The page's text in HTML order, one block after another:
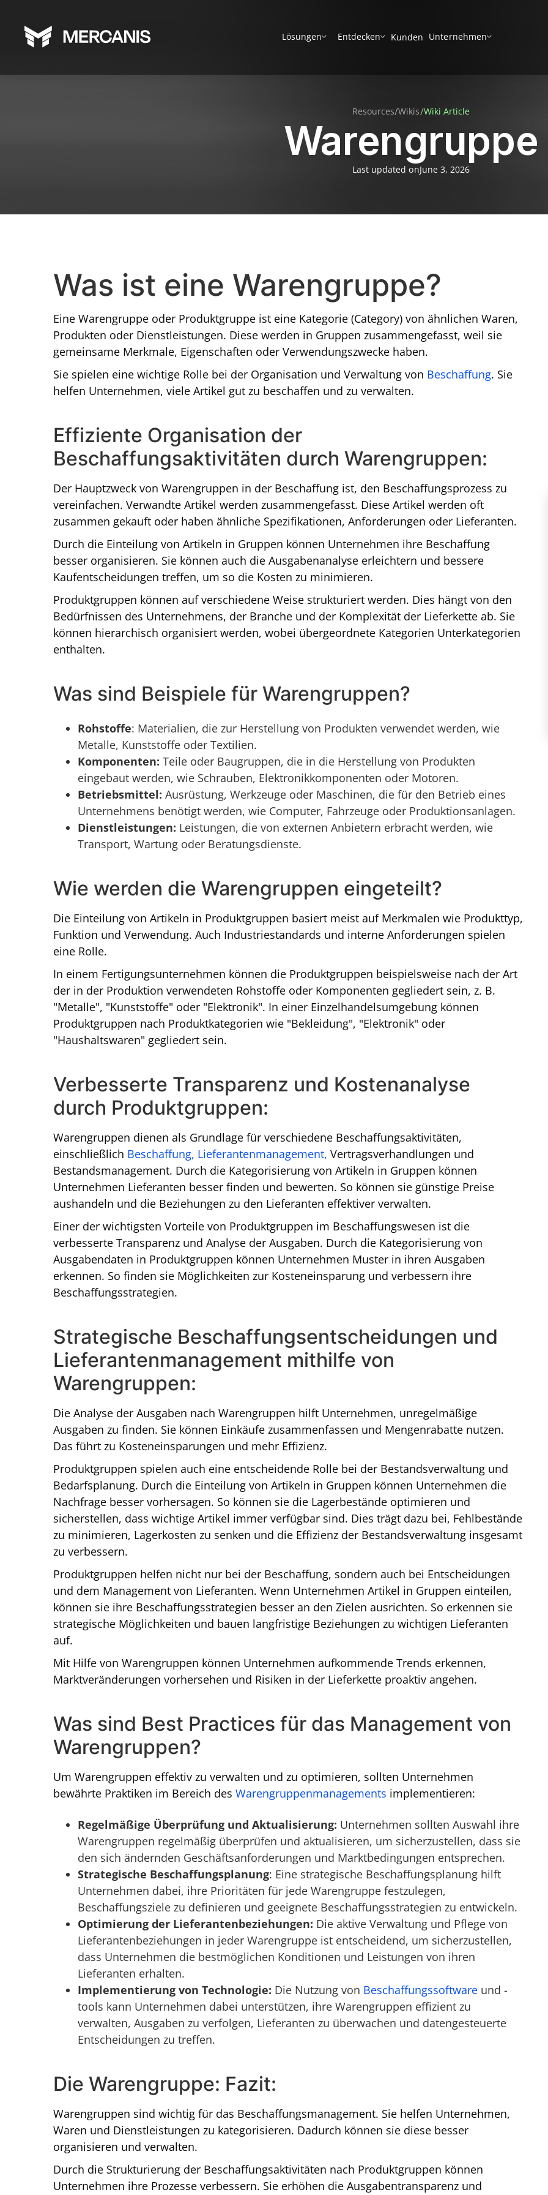
Lösungen
Entdecken Kunden Unternehmen
Resources/Wikis/Wiki Article
Warengruppe
Last updated onJune 3, 2026
Was ist eine Warengruppe?
Eine Warengruppe oder Produktgruppe ist eine Kategorie (Category) von ähnlichen Waren,
Produkten oder Dienstleistungen. Diese werden in Gruppen zusammengefasst, weil sie
gemeinsame Merkmale, Eigenschaften oder Verwendungszwecke haben.
Sie spielen eine wichtige Rolle bei der Organisation und Verwaltung von Beschaffung. Sie
helfen Unternehmen, viele Artikel gut zu beschaffen und zu verwalten.
Effiziente Organisation der
Beschaffungsaktivitäten durch Warengruppen:
Der Hauptzweck von Warengruppen in der Beschaffung ist, den Beschaffungsprozess zu
vereinfachen. Verwandte Artikel werden zusammengefasst. Diese Artikel werden oft
zusammen gekauft oder haben ähnliche Spezifikationen, Anforderungen oder Lieferanten.
Durch die Einteilung von Artikeln in Gruppen können Unternehmen ihre Beschaffung
besser organisieren. Sie können auch die Ausgabenanalyse erleichtern und bessere
Kaufentscheidungen treffen, um so die Kosten zu minimieren.
Produktgruppen können auf verschiedene Weise strukturiert werden. Dies hängt von den
Bedürfnissen des Unternehmens, der Branche und der Komplexität der Lieferkette ab. Sie
können hierarchisch organisiert werden, wobei übergeordnete Kategorien Unterkategorien
enthalten.
Was sind Beispiele für Warengruppen?
Rohstoffe: Materialien, die zur Herstellung von Produkten verwendet werden, wie
Metalle, Kunststoffe oder Textilien.
Komponenten: Teile oder Baugruppen, die in die Herstellung von Produkten
eingebaut werden, wie Schrauben, Elektronikkomponenten oder Motoren.
Betriebsmittel: Ausrüstung, Werkzeuge oder Maschinen, die für den Betrieb eines
Unternehmens benötigt werden, wie Computer, Fahrzeuge oder Produktionsanlagen.
Dienstleistungen: Leistungen, die von externen Anbietern erbracht werden, wie
Transport, Wartung oder Beratungsdienste.
Wie werden die Warengruppen eingeteilt?
Die Einteilung von Artikeln in Produktgruppen basiert meist auf Merkmalen wie Produkttyp,
Funktion und Verwendung. Auch Industriestandards und interne Anforderungen spielen
eine Rolle.
In einem Fertigungsunternehmen können die Produktgruppen beispielsweise nach der Art
der in der Produktion verwendeten Rohstoffe oder Komponenten gegliedert sein, z. B.
"Metalle", "Kunststoffe" oder "Elektronik". In einer Einzelhandelsumgebung können
Produktgruppen nach Produktkategorien wie "Bekleidung", "Elektronik" oder
"Haushaltswaren" gegliedert sein.
Verbesserte Transparenz und Kostenanalyse
durch Produktgruppen:
Warengruppen dienen als Grundlage für verschiedene Beschaffungsaktivitäten,
einschließlich Beschaffung, Lieferantenmanagement, Vertragsverhandlungen und
Bestandsmanagement. Durch die Kategorisierung von Artikeln in Gruppen können
Unternehmen Lieferanten besser finden und bewerten. So können sie günstige Preise
aushandeln und die Beziehungen zu den Lieferanten effektiver verwalten.
Einer der wichtigsten Vorteile von Produktgruppen im Beschaffungswesen ist die
verbesserte Transparenz und Analyse der Ausgaben. Durch die Kategorisierung von
Ausgabendaten in Produktgruppen können Unternehmen Muster in ihren Ausgaben
erkennen. So finden sie Möglichkeiten zur Kosteneinsparung und verbessern ihre
Beschaffungsstrategien.
Strategische Beschaffungsentscheidungen und
Lieferantenmanagement mithilfe von
Warengruppen:
Die Analyse der Ausgaben nach Warengruppen hilft Unternehmen, unregelmäßige
Ausgaben zu finden. Sie können Einkäufe zusammenfassen und Mengenrabatte nutzen.
Das führt zu Kosteneinsparungen und mehr Effizienz.
Produktgruppen spielen auch eine entscheidende Rolle bei der Bestandsverwaltung und
Bedarfsplanung. Durch die Einteilung von Artikeln in Gruppen können Unternehmen die
Nachfrage besser vorhersagen. So können sie die Lagerbestände optimieren und
sicherstellen, dass wichtige Artikel immer verfügbar sind. Dies trägt dazu bei, Fehlbestände
zu minimieren, Lagerkosten zu senken und die Effizienz der Bestandsverwaltung insgesamt
zu verbessern.
Produktgruppen helfen nicht nur bei der Beschaffung, sondern auch bei Entscheidungen
und dem Management von Lieferanten. Wenn Unternehmen Artikel in Gruppen einteilen,
können sie ihre Beschaffungsstrategien besser an den Zielen ausrichten. So erkennen sie
strategische Möglichkeiten und bauen langfristige Beziehungen zu wichtigen Lieferanten
auf.
Mit Hilfe von Warengruppen können Unternehmen aufkommende Trends erkennen,
Marktveränderungen vorhersehen und Risiken in der Lieferkette proaktiv angehen.
Was sind Best Practices für das Management von
Warengruppen?
Um Warengruppen effektiv zu verwalten und zu optimieren, sollten Unternehmen
bewährte Praktiken im Bereich des Warengruppenmanagements implementieren:
Regelmäßige Überprüfung und Aktualisierung: Unternehmen sollten Auswahl ihre
Warengruppen regelmäßig überprüfen und aktualisieren, um sicherzustellen, dass sie
den sich ändernden Geschäftsanforderungen und Marktbedingungen entsprechen.
Strategische Beschaffungsplanung: Eine strategische Beschaffungsplanung hilft
Unternehmen dabei, ihre Prioritäten für jede Warengruppe festzulegen,
Beschaffungsziele zu definieren und geeignete Beschaffungsstrategien zu entwickeln.
Optimierung der Lieferantenbeziehungen: Die aktive Verwaltung und Pflege von
Lieferantenbeziehungen in jeder Warengruppe ist entscheidend, um sicherzustellen,
dass Unternehmen die bestmöglichen Konditionen und Leistungen von ihren
Lieferanten erhalten.
Implementierung von Technologie: Die Nutzung von Beschaffungssoftware und -
tools kann Unternehmen dabei unterstützen, ihre Warengruppen effizient zu
verwalten, Ausgaben zu verfolgen, Lieferanten zu überwachen und datengesteuerte
Entscheidungen zu treffen.
Die Warengruppe: Fazit:
Warengruppen sind wichtig für das Beschaffungsmanagement. Sie helfen Unternehmen,
Waren und Dienstleistungen zu kategorisieren. Dadurch können sie diese besser
organisieren und verwalten.
Durch die Strukturierung der Beschaffungsaktivitäten nach Produktgruppen können
Unternehmen ihre Prozesse verbessern. Sie erhöhen die Ausgabentransparenz und